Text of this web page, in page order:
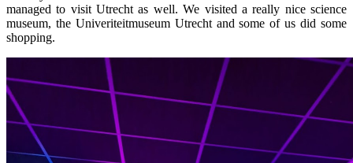
managed to visit Utrecht as well. We visited a really nice science
museum, the Univeriteitmuseum Utrecht and some of us did some
shopping.